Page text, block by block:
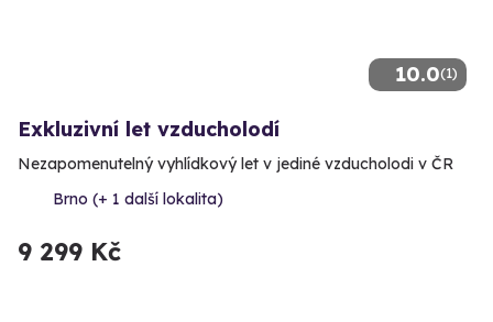
10.0(1)
Exkluzivní let vzducholodí
Nezapomenutelný vyhlídkový let v jediné vzducholodi v ČR
Brno (+ 1 další lokalita)
9 299 Kč